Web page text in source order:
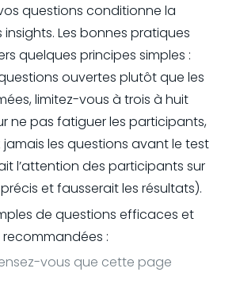
questions conditionne la
Les bonnes pratiques
quelques principes simples :
ouvertes plutôt que les
limitez-vous à trois à huit
ne pas fatiguer les participants,
les questions avant le test
l’attention des participants sur
et fausserait les résultats).
de questions efficaces et
:
vous que cette page